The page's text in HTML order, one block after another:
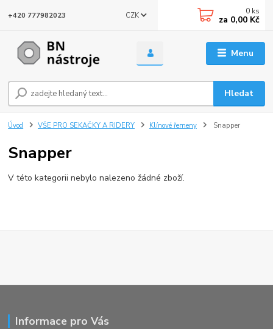
Menu
CZK
Hledat
+420 777982023 0 ks
za 0,00 Kč
Úvod VŠE PRO SEKAČKY A RIDERY Klínové řemeny Snapper
Snapper
V této kategorii nebylo nalezeno žádné zboží.
Informace pro Vás